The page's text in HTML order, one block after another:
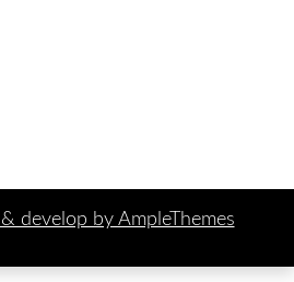
develop by AmpleThemes